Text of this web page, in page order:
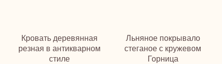
Кровать деревянная
резная в антикварном
стиле
Льняное покрывало
стеганое с кружевом
Горница